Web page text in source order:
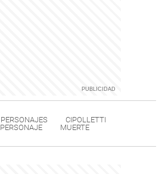
PERSONAJES
CIPOLLETTI
PERSONAJE MUERTE